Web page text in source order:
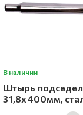
В наличии
Штырь
31,8х400мм,